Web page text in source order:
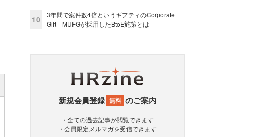
10
3年間で案件数4倍というギフティのCorporate
Gift MUFGが採用したBtoE施策とは
新規会員登録 無料 のご案内
・全ての過去記事が閲覧できます
・会員限定メルマガを受信できます